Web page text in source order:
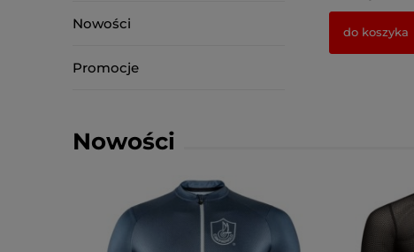
Nowości
Promocje
do koszyka
Nowości